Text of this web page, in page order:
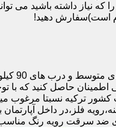
داشته باشید می
است)سفارش دهید!
اولین راه
اطمینان حاصل کنید که با
کشور ترکیه نسبتا
ام دی اف ملامینه،رویه
ضد سرقت رویه رنگ